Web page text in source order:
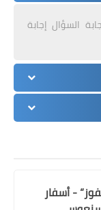
السؤال إجابة
- أسفار